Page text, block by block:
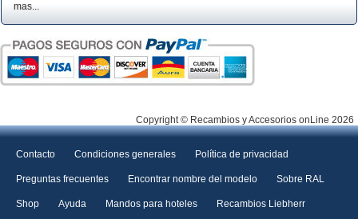
mas...
Copyright © Recambios y Accesorios onLine 2026
Contacto Condiciones generales Política de privacidad
Preguntas frecuentes Encontrar nombre del modelo Sobre RAL
Shop Ayuda Mandos para hoteles Recambios Liebherr